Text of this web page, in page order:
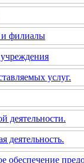
и филиалы
услуг.
деятельности.
деятельность.
обеспечение